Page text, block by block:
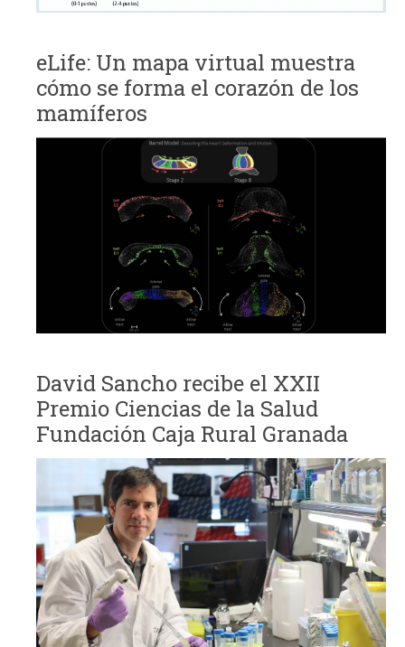
eLife: Un mapa virtual muestra
cómo se forma el corazón de los
mamíferos
David Sancho recibe el XXII
Premio Ciencias de la Salud
Fundación Caja Rural Granada